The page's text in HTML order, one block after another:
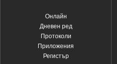
Oнлайн
Дневен ред
Протоколи
Приложения
Регистър